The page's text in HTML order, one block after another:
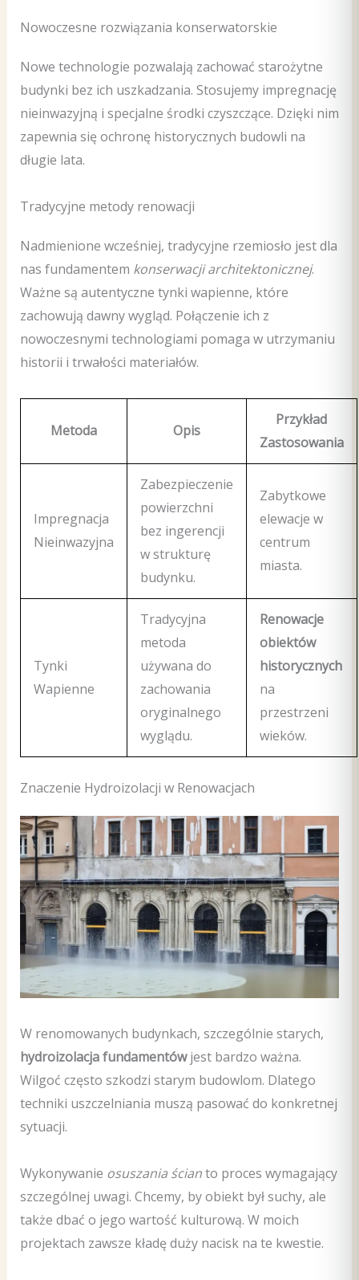
Nowoczesne rozwiązania konserwatorskie
Nowe technologie pozwalają zachować starożytne
budynki bez ich uszkadzania. Stosujemy impregnację
nieinwazyjną i specjalne środki czyszczące. Dzięki nim
zapewnia się ochronę historycznych budowli na
długie lata.
Tradycyjne metody renowacji
Nadmienione wcześniej, tradycyjne rzemiosło jest dla
nas fundamentem konserwacji architektonicznej.
Ważne są autentyczne tynki wapienne, które
zachowują dawny wygląd. Połączenie ich z
nowoczesnymi technologiami pomaga w utrzymaniu
historii i trwałości materiałów.
Metoda Opis
Przykład
Zastosowania
Impregnacja
Nieinwazyjna
Zabezpieczenie
powierzchni
bez ingerencji
w strukturę
budynku.
Zabytkowe
elewacje w
centrum
miasta.
Tynki
Wapienne
Tradycyjna
metoda
używana do
zachowania
oryginalnego
wyglądu.
Renowacje
obiektów
historycznych
na
przestrzeni
wieków.
Znaczenie Hydroizolacji w Renowacjach
W renomowanych budynkach, szczególnie starych,
hydroizolacja fundamentówjest bardzo ważna.
Wilgoć często szkodzi starym budowlom. Dlatego
techniki uszczelniania muszą pasować do konkretnej
sytuacji.
Wykonywanie osuszania ścianto proces wymagający
szczególnej uwagi. Chcemy, by obiekt był suchy, ale
także dbać o jego wartość kulturową. W moich
projektach zawsze kładę duży nacisk na te kwestie.